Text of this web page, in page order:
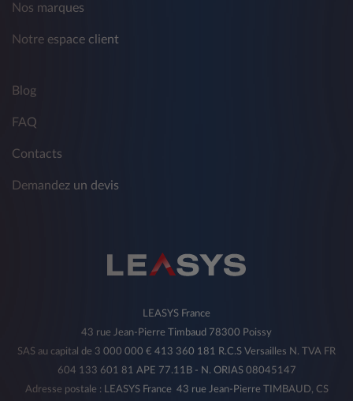
Nos marques
Notre espace client
Blog
FAQ
Contacts
Demandez un devis
LEASYS France
43 rue Jean-Pierre Timbaud 78300 Poissy
SAS au capital de 3 000 000 € 413 360 181 R.C.S Versailles N. TVA FR
604 133 601 81 APE 77.11B - N. ORIAS 08045147
Adresse postale : LEASYS France 43 rue Jean-Pierre TIMBAUD, CS